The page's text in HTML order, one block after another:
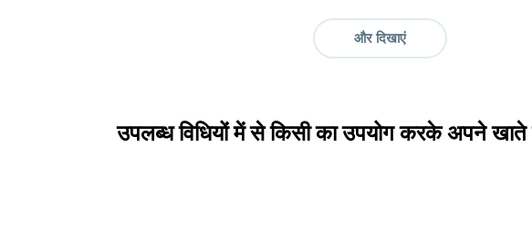
और दिखाएं
उपलब्ध विधियों में से किसी का उपयोग करके अपने